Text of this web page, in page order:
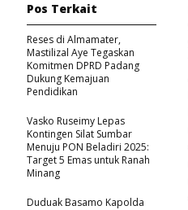
Pos Terkait
Reses di Almamater,
Mastilizal Aye Tegaskan
Komitmen DPRD Padang
Dukung Kemajuan
Pendidikan
Vasko Ruseimy Lepas
Kontingen Silat Sumbar
Menuju PON Beladiri 2025:
Target 5 Emas untuk Ranah
Minang
Duduak Basamo Kapolda